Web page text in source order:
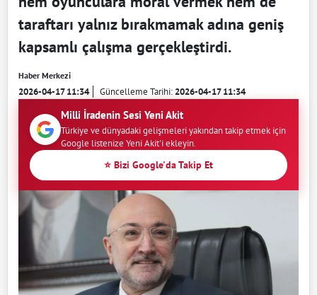
taraftarı yalnız bırakmamak adına geniş
kapsamlı çalışma gerçekleştirdi.
Haber Merkezi
2026-04-17 11:34 Güncelleme Tarihi:2026-04-17 11:34
Milli İradenin Sesi Yeni Akit
Türkiye ve dünyadaki gelişmeleri yakından takip etmek için
Google listenize Yeni Akit'i ekleyin.
⭐ Bizi Google'da Takip Et